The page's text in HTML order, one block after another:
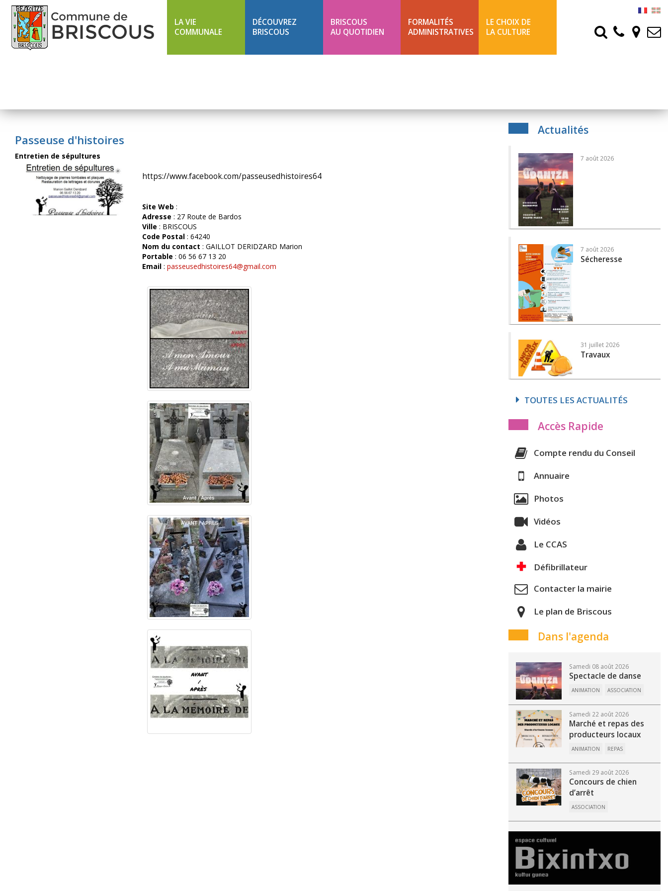
LA VIE
COMMUNALE
DÉCOUVREZ
BRISCOUS
BRISCOUS
AU QUOTIDIEN
FORMALITÉS
ADMINISTRATIVES
LE CHOIX DE
LA CULTURE
Passeuse d'histoires
Entretien de sépultures
https://www.facebook.com/passeusedhistoires64
Site Web :
Adresse : 27 Route de Bardos
Ville : BRISCOUS
Code Postal: 64240
Nom du contact : GAILLOT DERIDZARD Marion
Portable : 06 56 67 13 20
Email: passeusedhistoires64@gmail.com
Actualités
7 août 2026
7 août 2026
Sécheresse
31 juillet 2026
Travaux
TOUTES LES ACTUALITÉS
Accès Rapide
Compte rendu du Conseil
Annuaire
Photos
Vidéos
Le CCAS
Défibrillateur
Contacter la mairie
Le plan de Briscous
Dans l'agenda
Samedi 08 août 2026
Spectacle de danse
ANIMATION ASSOCIATION
Samedi 22 août 2026
Marché et repas des
producteurs locaux
ANIMATION REPAS
Samedi 29 août 2026
Concours de chien
d’arrêt
ASSOCIATION